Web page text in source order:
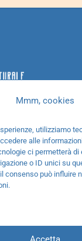
Mmm, cookies
utilizziamo
alle
ci permetterà di
o ID unici su
consenso può influire